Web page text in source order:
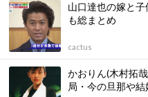
山口達也の嫁と
も総まとめ
cactus
かおりん(木村拓
局・今の旦那や